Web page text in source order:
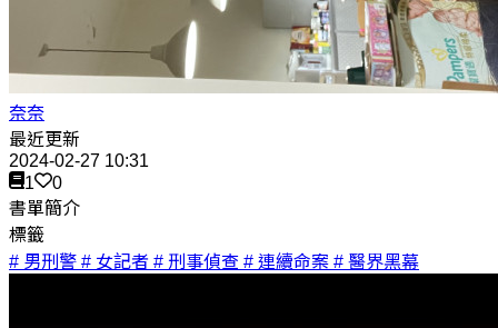
奈奈
最近更新
2024-02-27 10:31
1
0
書單簡介
標籤
# 男刑警 # 女記者 # 刑事偵查 # 連續命案 # 醫界黑幕